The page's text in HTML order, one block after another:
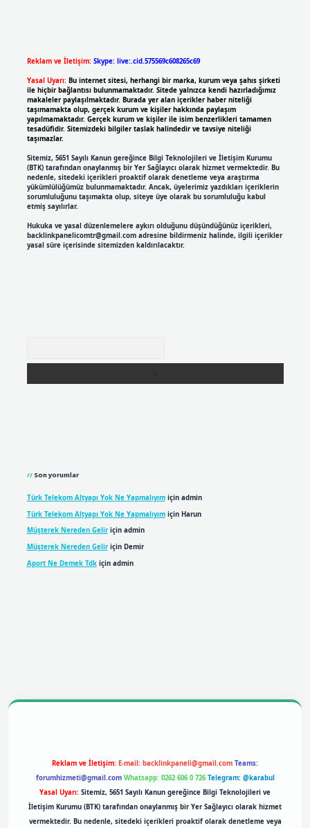
Reklam ve İletişim: Skype: live:.cid.575569c608265c69
Yasal Uyarı: Bu internet sitesi, herhangi bir marka, kurum veya şahıs şirketi
ile hiçbir bağlantısı bulunmamaktadır. Sitede yalnızca kendi hazırladığımız
makaleler paylaşılmaktadır. Burada yer alan içerikler haber niteliği
taşımamakta olup, gerçek kurum ve kişiler hakkında paylaşım
yapılmamaktadır. Gerçek kurum ve kişiler ile isim benzerlikleri tamamen
tesadüfidir. Sitemizdeki bilgiler taslak halindedir ve tavsiye niteliği
taşımazlar.
Sitemiz, 5651 Sayılı Kanun gereğince Bilgi Teknolojileri ve İletişim Kurumu
(BTK) tarafından onaylanmış bir Yer Sağlayıcı olarak hizmet vermektedir. Bu
nedenle, sitedeki içerikleri proaktif olarak denetleme veya araştırma
yükümlülüğümüz bulunmamaktadır. Ancak, üyelerimiz yazdıkları içeriklerin
sorumluluğunu taşımakta olup, siteye üye olarak bu sorumluluğu kabul
etmiş sayılırlar.
Hukuka ve yasal düzenlemelere aykırı olduğunu düşündüğünüz içerikleri,
backlinkpanelicomtr@gmail.comadresine bildirmeniz halinde, ilgili içerikler
yasal süre içerisinde sitemizden kaldırılacaktır.
Son yorumlar
Türk Telekom Altyapı Yok Ne Yapmalıyımiçin admin
Türk Telekom Altyapı Yok Ne Yapmalıyımiçin Harun
Müşterek Nereden Geliriçin admin
Müşterek Nereden Geliriçin Demir
Aport Ne Demek Tdkiçin admin
Reklam ve İletişim: E-mail: backlinkpaneli@gmail.com Teams:
forumhizmeti@gmail.com Whatsapp: 0262 606 0 726 Telegram: @karabul
Yasal Uyarı: Sitemiz, 5651 Sayılı Kanun gereğince Bilgi Teknolojileri ve
İletişim Kurumu (BTK) tarafından onaylanmış bir Yer Sağlayıcı olarak hizmet
vermektedir. Bu nedenle, sitedeki içerikleri proaktif olarak denetleme veya